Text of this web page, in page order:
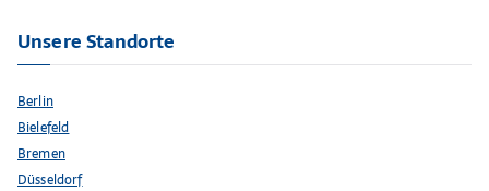
Unsere Standorte
Berlin
Bielefeld
Bremen
Düsseldorf